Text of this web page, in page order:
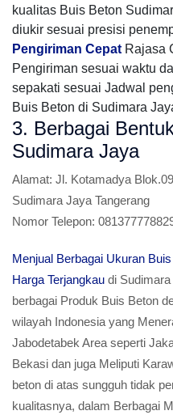
kualitas Buis Beton
diukir sesuai presisi
Pengiriman Cepat Rajasa
Pengiriman sesuai waktu
sepakati sesuai Jadwal
Buis Beton di Sudimara
3. Berbagai
Sudimara Jaya
Alamat: Jl. Kotamadya
Sudimara Jaya Tangerang
Nomor Telepon:
Menjual Berbagai Ukuran
Harga Terjangkau di
berbagai Produk Buis Beton
wilayah Indonesia yang
Jabodetabek Area seperti
Bekasi dan juga Meliputi
beton di atas sungguh tidak
kualitasnya, dalam Berbagai